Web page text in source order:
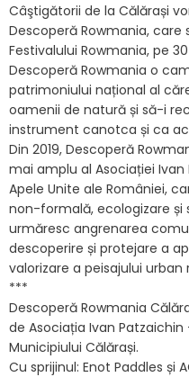
Câştigătorii de la Călărași
Descoperă Rowmania,
Festivalului Rowmania, pe
Descoperă Rowmania o
patrimoniului național al
oamenii de natură și să-i
instrument canotca și ca
Din 2019, Descoperă
mai amplu al Asociației
Apele Unite ale României,
non-formală, ecologizare și
urmăresc angrenarea
descoperire și protejare a
valorizare a peisajului urban
***
Descoperă Rowmania
de Asociația Ivan
Municipiului Călărași.
Cu sprijinul: Enot Paddles și